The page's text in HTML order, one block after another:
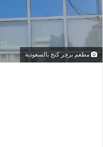
مطعم برجر كنج بالسعودية